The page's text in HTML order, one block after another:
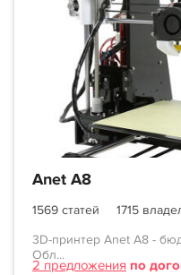
Anet A8
1569 статей
1715
3D-принтер Anet A8 -
Обл...
2 предложения по